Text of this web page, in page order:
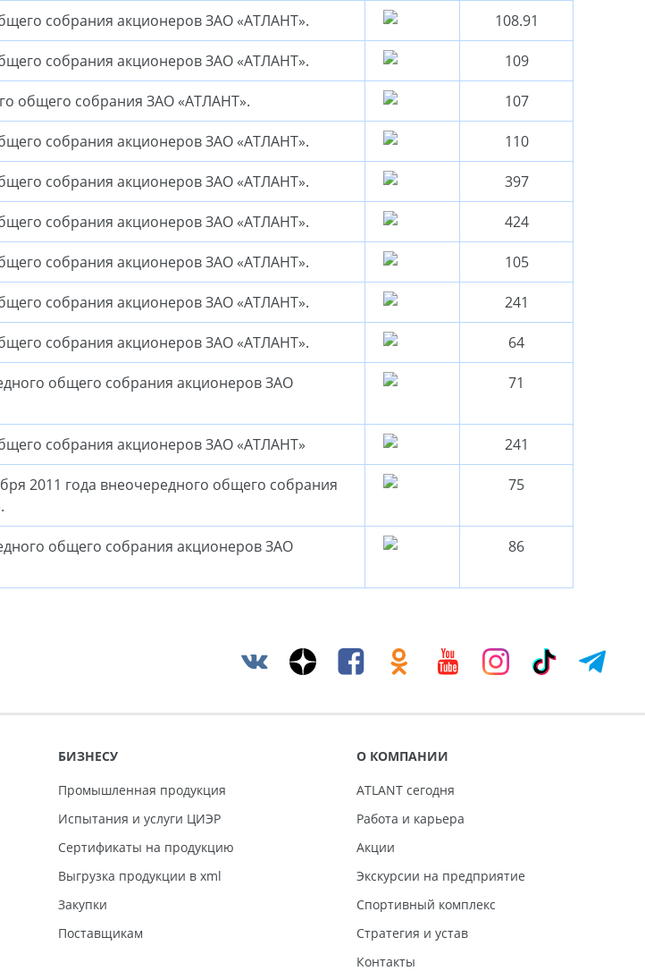
собрания акционеров ЗАО «АТЛАНТ». 108.91
собрания акционеров ЗАО «АТЛАНТ». 109
общего собрания ЗАО «АТЛАНТ». 107
собрания акционеров ЗАО «АТЛАНТ». 110
собрания акционеров ЗАО «АТЛАНТ». 397
собрания акционеров ЗАО «АТЛАНТ». 424
собрания акционеров ЗАО «АТЛАНТ». 105
собрания акционеров ЗАО «АТЛАНТ». 241
собрания акционеров ЗАО «АТЛАНТ». 64
общего собрания акционеров ЗАО
71
собрания акционеров ЗАО «АТЛАНТ» 241
года внеочередного общего собрания
75
общего собрания акционеров ЗАО
86
БИЗНЕСУ
Промышленная продукция
Испытания и услуги ЦИЭР
Сертификаты на продукцию
Выгрузка продукции в xml
Закупки
Поставщикам
О КОМПАНИИ
ATLANT сегодня
Работа и карьера
Акции
Экскурсии на предприятие
Спортивный комплекс
Стратегия и устав
Контакты